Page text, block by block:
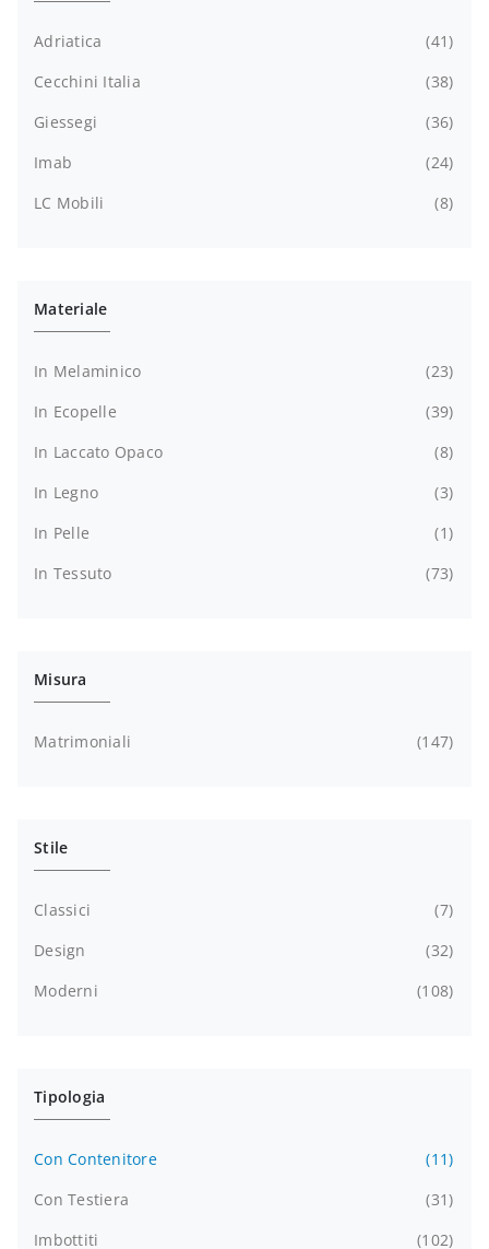
Adriatica
41
Cecchini Italia
38
Giessegi
36
Imab
24
LC Mobili
8
Materiale
In Melaminico
23
In Ecopelle
39
In Laccato Opaco
8
In Legno
3
In Pelle
1
In Tessuto
73
Misura
Matrimoniali 147
Stile
Classici
7
Design
32
Moderni
108
Tipologia
Con Contenitore
11
Con Testiera
31
Imbottiti
102